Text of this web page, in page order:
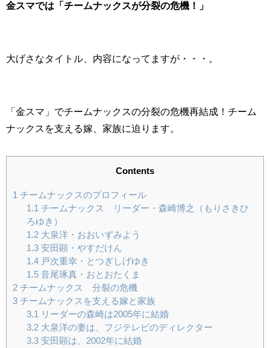
金スマでは「チームナックスが分裂の危機！」
大げさなタイトル、内容になってますが・・・。
「金スマ」でチームナックスの分裂の危機再結成！チーム
ナックスを支える嫁、家族に迫ります。
Contents
1 チームナックスのプロフィール
1.1 チームナックス リーダー・森崎博之（もりさきひ
ろゆき）
1.2大泉洋・おおいずみよう
1.3安田顕・やすだけん
1.4戸次重幸・とつぎしげゆき
1.5音尾琢真・おとおたくま
2 チームナックス 分裂の危機
3 チームナックスを支える嫁と家族
3.1
リーダーの森崎は2005年に結婚
3.2大泉洋の妻は、フジテレビのディレクター
3.3安田顕は、2002年に結婚